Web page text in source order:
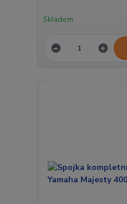
Skladem